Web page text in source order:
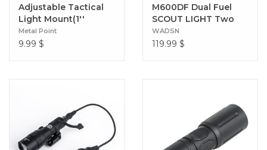
Adjustable Tactical
Light Mount(1''
Diameter)
Metal Point
9.99 $
M600DF Dual Fuel
SCOUT LIGHT Two
Control Kit Version
WADSN
119.99 $